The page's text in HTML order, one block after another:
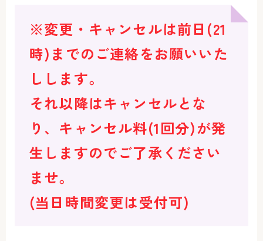
※変更・キャンセルは前日(21
時)までのご連絡をお願いいた
しします。
それ以降はキャンセルとな
り、キャンセル料(1回分)が発
生しますのでご了承ください
ませ。
(当日時間変更は受付可)